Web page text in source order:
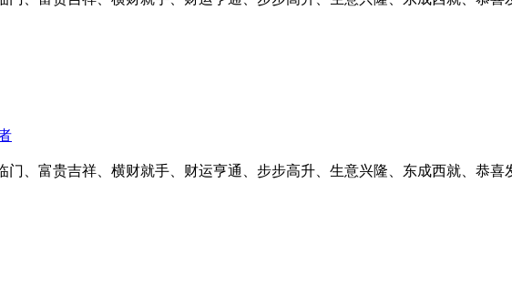
、富贵吉祥、横财就手、财运亨通、步步高升、生意兴隆、东成西就、恭喜